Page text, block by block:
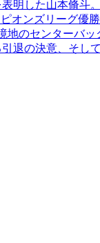
明した山本脩斗
オンズリーグ優
地のセンターバ
退の決意、そし